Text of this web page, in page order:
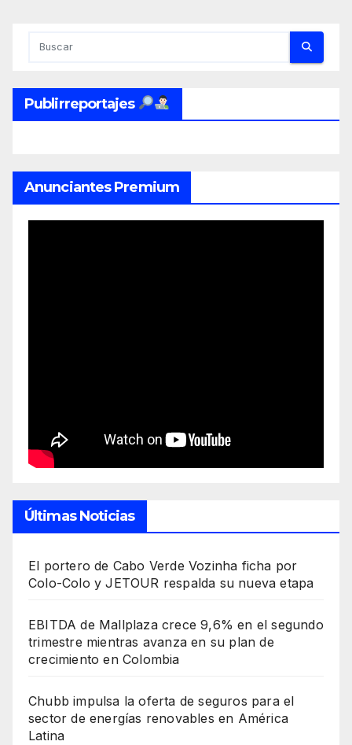
Publirreportajes
Anunciantes Premium
Últimas Noticias
El portero de Cabo Verde Vozinha ficha por
Colo-Colo y JETOUR respalda su nueva etapa
EBITDA de Mallplaza crece 9,6% en el segundo
trimestre mientras avanza en su plan de
crecimiento en Colombia
Chubb impulsa la oferta de seguros para el
sector de energías renovables en América
Latina